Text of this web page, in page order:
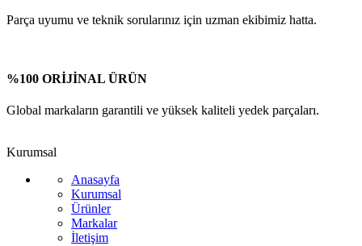
Parça uyumu ve teknik sorularınız için uzman ekibimiz hatta.
%100 ORİJİNAL ÜRÜN
Global markaların garantili ve yüksek kaliteli yedek parçaları.
Kurumsal
Anasayfa
Kurumsal
Ürünler
Markalar
İletişim